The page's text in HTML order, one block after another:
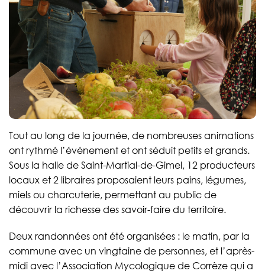
Tout au long de la journée, de nombreuses animations
ont rythmé l’événement et ont séduit petits et grands.
Sous la halle de Saint-Martial-de-Gimel, 12 producteurs
locaux et 2 libraires proposaient leurs pains, légumes,
miels ou charcuterie, permettant au public de
découvrir la richesse des savoir-faire du territoire.
Deux randonnées ont été organisées : le matin, par la
commune avec un vingtaine de personnes, et l’après-
midi avec l’Association Mycologique de Corrèze qui a